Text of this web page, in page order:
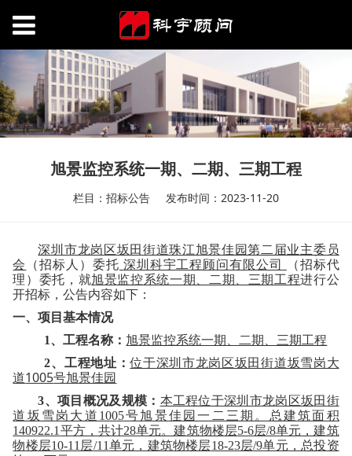
旭景监控系统一期、二期、三期工程
栏目：招标公告 发布时间：2023-11-20
深圳市龙岗区坂田街道珠江旭景佳园第二届业主委员
会
（招标人）委托 深圳科宇工程顾问有限公司
（招标代
理）委托，就旭景监控系统一期、二期、三期工程进行公
开招标，公告内容如下：
一、项目基本情况
1、工程名称： 旭景监控系统一期、二期、三期工程
2、工程地址：位于深圳市龙岗区坂田街道坂雪岗大
道1005号旭景佳园
3、项目概况及规模： 本工程位于深圳市龙岗区坂田街
道坂雪岗大道 1005号旭景佳园一二三期。总建筑面积
140922.1 平方，共计28单元。建筑物楼层5-6层/8单元，建筑
物楼层10-11 层/11单元，建筑物楼层18-23层/9单元，总投资